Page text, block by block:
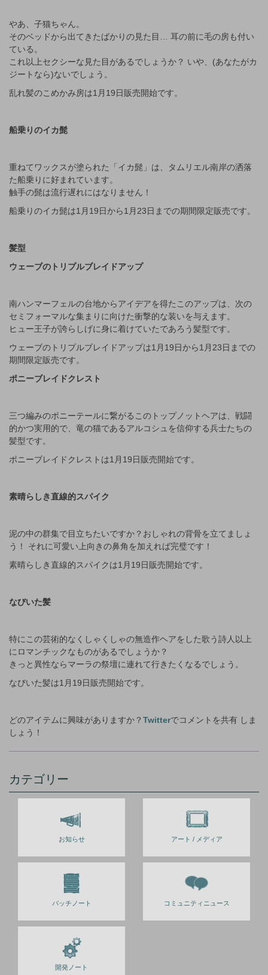
やあ、子猫ちゃん。
そのベッドから出てきたばかりの見た目… 耳の前に毛の房も付い
ている。
これ以上セクシーな見た目があるでしょうか？ いや、(あなたがカ
ジートなら)ないでしょう。
乱れ髪のこめかみ房は1月19日販売開始です。
船乗りのイカ髭
重ねてワックスが塗られた「イカ髭」は、タムリエル南岸の洒落
た船乗りに好まれています。
触手の髭は流行遅れにはなりません！
船乗りのイカ髭は1月19日から1月23日までの期間限定販売です。
髪型
ウェーブのトリプルブレイドアップ
南ハンマーフェルの台地からアイデアを得たこのアップは、次の
セミフォーマルな集まりに向けた衝撃的な装いを与えます。
ヒュー王子が誇らしげに身に着けていたであろう髪型です。
ウェーブのトリプルブレイドアップは1月19日から1月23日までの
期間限定販売です。
ポニーブレイドクレスト
三つ編みのポニーテールに繋がるこのトップノットヘアは、戦闘
的かつ実用的で、竜の猫であるアルコシュを信仰する兵士たちの
髪型です。
ポニーブレイドクレストは1月19日販売開始です。
素晴らしき直線的スパイク
泥の中の群集で目立ちたいですか？おしゃれの背骨を立てましょ
う！ それに可愛い上向きの鼻角を加えれば完璧です！
素晴らしき直線的スパイクは1月19日販売開始です。
なびいた髪
特にこの芸術的なくしゃくしゃの無造作ヘアをした歌う詩人以上
にロマンチックなものがあるでしょうか？
きっと異性ならマーラの祭壇に連れて行きたくなるでしょう。
なびいた髪は1月19日販売開始です。
どのアイテムに興味がありますか？ Twitterでコメントを共有 しま
しょう！
カテゴリー
お知らせ アート / メディア
パッチノート コミュニティニュース
開発ノート